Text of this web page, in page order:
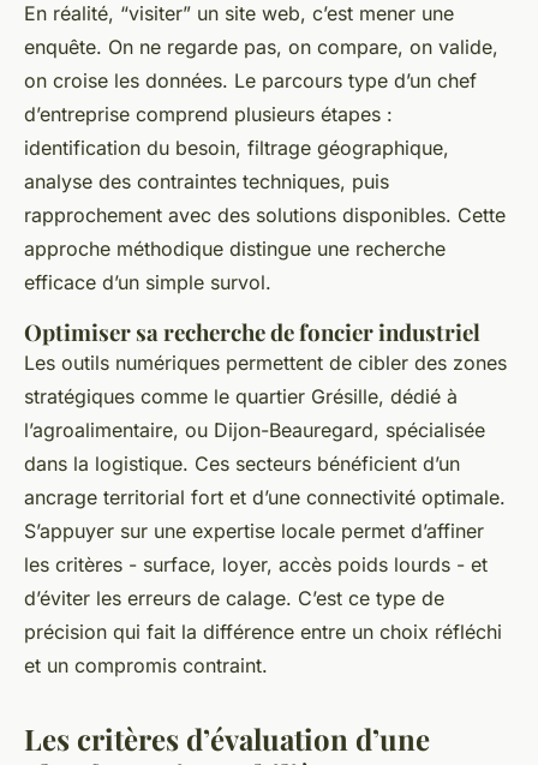
En réalité, “visiter” un site web, c’est mener une
enquête. On ne regarde pas, on compare, on valide,
on croise les données. Le parcours type d’un chef
d’entreprise comprend plusieurs étapes :
identification du besoin, filtrage géographique,
analyse des contraintes techniques, puis
rapprochement avec des solutions disponibles. Cette
approche méthodique distingue une recherche
efficace d’un simple survol.
Optimiser sa recherche de foncier industriel
Les outils numériques permettent de cibler des zones
stratégiques comme le quartier Grésille, dédié à
l’agroalimentaire, ou Dijon-Beauregard, spécialisée
dans la logistique. Ces secteurs bénéficient d’un
ancrage territorial fort et d’une connectivité optimale.
S’appuyer sur une expertise locale permet d’affiner
les critères - surface, loyer, accès poids lourds - et
d’éviter les erreurs de calage. C’est ce type de
précision qui fait la différence entre un choix réfléchi
et un compromis contraint.
Les critères d’évaluation d’une